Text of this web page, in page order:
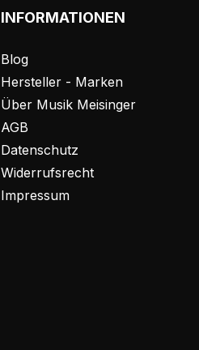
INFORMATIONEN
Blog
Hersteller - Marken
Über Musik Meisinger
AGB
Datenschutz
Widerrufsrecht
Impressum